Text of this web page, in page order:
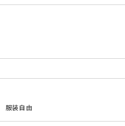
服装自由